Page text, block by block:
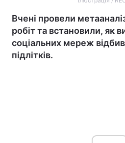
Вчені провели
робіт та встановили, як
соціальних мереж
підлітків.